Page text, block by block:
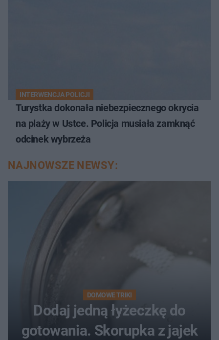
INTERWENCJA POLICJI
Turystka dokonała niebezpiecznego okrycia
na plaży w Ustce. Policja musiała zamknąć
odcinek wybrzeża
NAJNOWSZE NEWSY:
DOMOWE TRIKI
Dodaj jedną łyżeczkę do
gotowania. Skorupka z jajek